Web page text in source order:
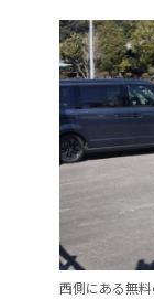
西側にある無